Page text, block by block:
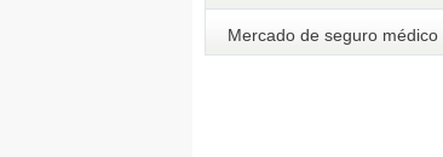
Mercado de seguro médico